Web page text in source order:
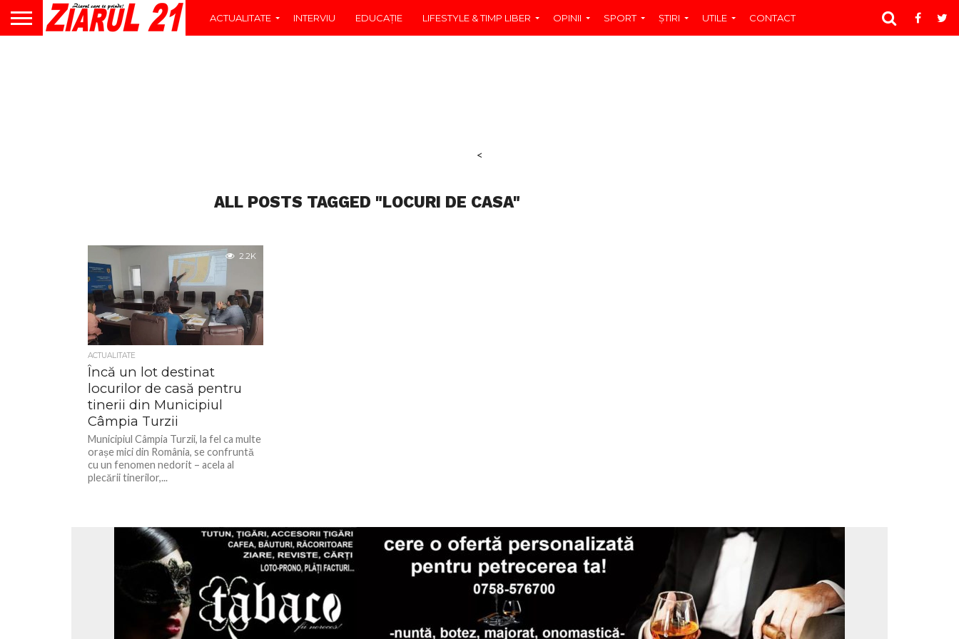
ACTUALITATE INTERVIU EDUCAŢIE LIFESTYLE & TIMP LIBER OPINII SPORT ŞTIRI UTILE CONTACT
<
ALL POSTS TAGGED "LOCURI DE CASA"
2.2K
ACTUALITATE
Încă un lot destinat
locurilor de casă pentru
tinerii din Municipiul
Câmpia Turzii
Municipiul Câmpia Turzii, la fel ca multe
orașe mici din România, se confruntă
cu un fenomen nedorit – acela al
plecării tinerilor,...